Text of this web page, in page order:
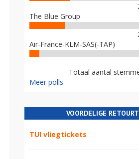
The Blue Group
Air-France-KLM-SAS(-TAP)
Totaal aantal
Meer polls
VOORDELIGE
TUI vliegtickets